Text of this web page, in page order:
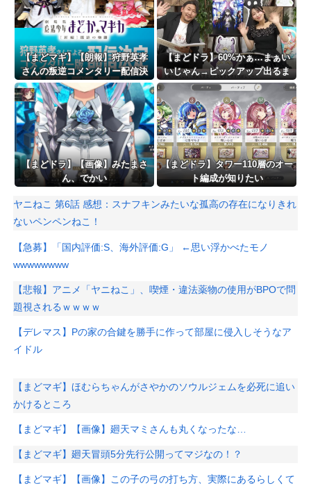
【まどマギ】【朗報】狩野英孝
さんの叛逆コメンタリー配信決
定
【まどドラ】60%かぁ…まぁい
いじゃん→ピックアップ出るま
で継続です！→！？！？
【まどドラ】【画像】みたまさ
ん、でかい
【まどドラ】タワー110層のオー
ト編成が知りたい
ヤニねこ 第6話 感想：スナフキンみたいな孤高の存在になりきれ
ないペンペンねこ！
【急募】「国内評価:S、海外評価:G」 ←思い浮かべたモノ
wwwwwwww
【悲報】アニメ「ヤニねこ」、喫煙・違法薬物の使用がBPOで問
題視されるｗｗｗｗ
【デレマス】Pの家の合鍵を勝手に作って部屋に侵入しそうなア
イドル
【まどマギ】ほむらちゃんがさやかのソウルジェムを必死に追い
かけるところ
【まどマギ】【画像】廻天マミさんも丸くなったな…
【まどマギ】廻天冒頭5分先行公開ってマジなの！？
【まどマギ】【画像】この子の弓の打ち方、実際にあるらしくて